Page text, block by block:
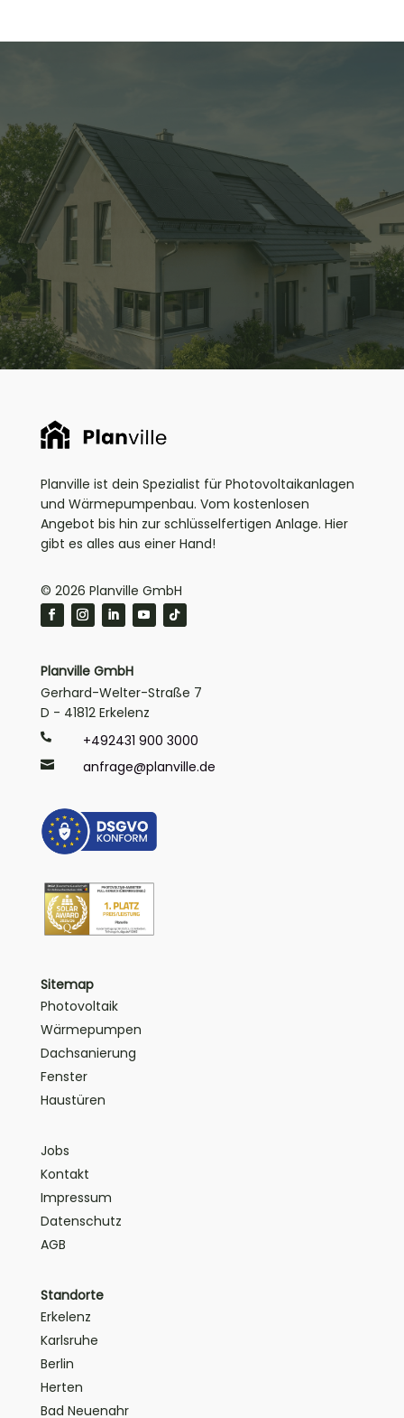
Energie-Check!
Beantworte ein paar kurze Fragen zu deinem Haus
und finde heraus, welche Energielösungen am
besten zu dir passen
Kostenfreie Beratung sichern
Planville ist dein Spezialist für Photovoltaikanlagen
und Wärmepumpenbau. Vom kostenlosen
Angebot bis hin zur schlüsselfertigen Anlage. Hier
gibt es alles aus einer Hand!
© 2026 Planville GmbH
Planville GmbH
Gerhard-Welter-Straße 7
D - 41812 Erkelenz
 +492431 900 3000
 anfrage@planville.de
Sitemap
Photovoltaik
Wärmepumpen
Dachsanierung
Fenster
Haustüren
Jobs
Kontakt
Impressum
Datenschutz
AGB
Standorte
Erkelenz
Karlsruhe
Berlin
Herten
Bad Neuenahr